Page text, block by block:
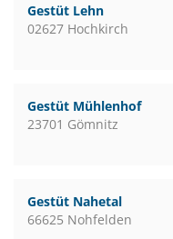
Gestüt Lehn
02627 Hochkirch
Gestüt Mühlenhof
23701 Gömnitz
Gestüt Nahetal
66625 Nohfelden